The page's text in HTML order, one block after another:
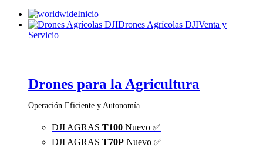
Inicio
Drones Agrícolas DJIVenta y
Servicio
Drones para la Agricultura
Operación Eficiente y Autonomía
DJI AGRAS T100 Nuevo ✅
DJI AGRAS T70P Nuevo ✅